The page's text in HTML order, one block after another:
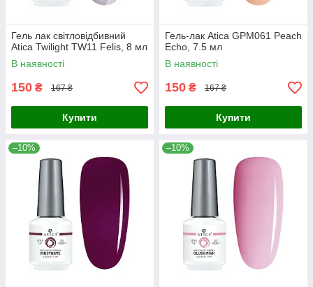
Гель лак світловідбивний
Atica Twilight TW11 Felis, 8 мл
В наявності
150 ₴ 167 ₴
Купити
Гель-лак Atica GPM061 Peach
Echo, 7.5 мл
В наявності
150 ₴ 167 ₴
Купити
–10% –10%